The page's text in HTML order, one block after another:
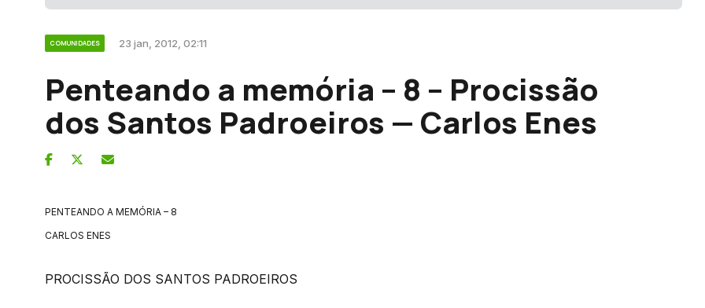
COMUNIDADES 23 jan, 2012, 02:11
Penteando a memória – 8 – Procissão
dos Santos Padroeiros — Carlos Enes
PENTEANDO A MEMÓRIA – 8
CARLOS ENES
PROCISSÃO DOS SANTOS PADROEIROS